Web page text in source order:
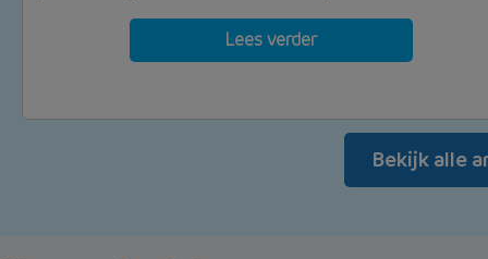
Lees verder
Bekijk alle